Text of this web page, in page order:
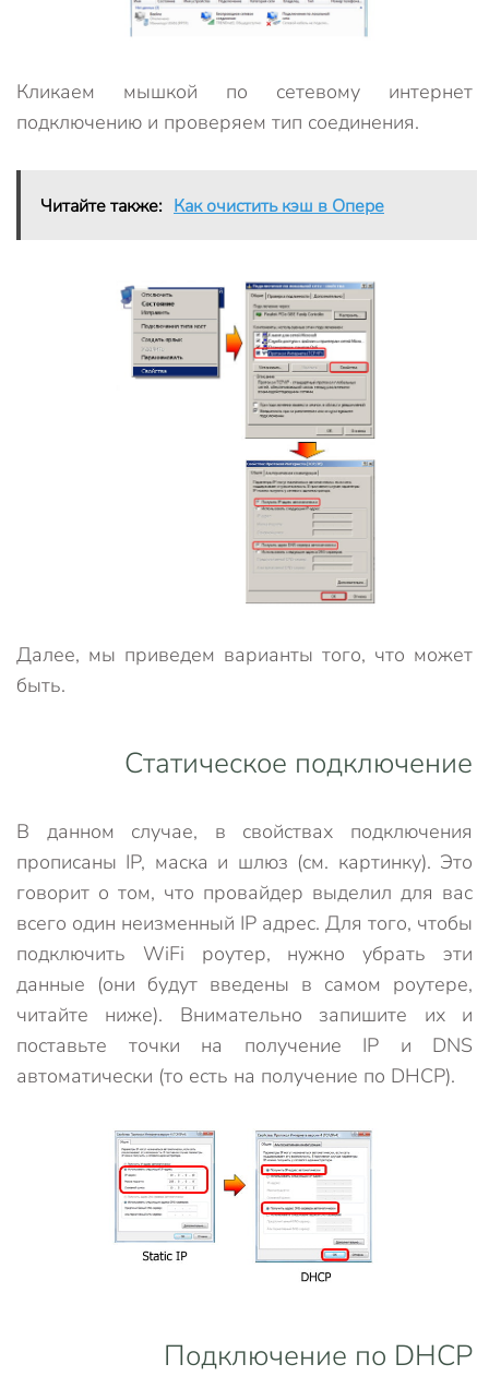
Кликаем мышкой по сетевому интернет
подключению и проверяем тип соединения.
Читайте также: Как очистить кэш в Опере
Далее, мы приведем варианты того, что может
быть.
Статическое подключение
В данном случае, в свойствах подключения
прописаны IP, маска и шлюз (см. картинку). Это
говорит о том, что провайдер выделил для вас
всего один неизменный IP адрес. Для того, чтобы
подключить WiFi роутер, нужно убрать эти
данные (они будут введены в самом роутере,
читайте ниже). Внимательно запишите их и
поставьте точки на получение IP и DNS
автоматически (то есть на получение по DHCP).
Подключение по DHCP